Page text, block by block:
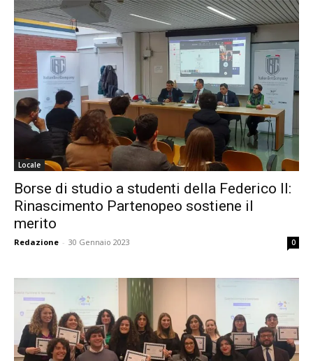
Locale
Borse di studio a studenti della Federico II:
Rinascimento Partenopeo sostiene il
merito
Redazione - 30 Gennaio 2023 0